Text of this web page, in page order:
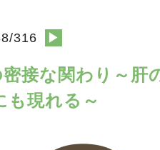
316 ▶
接な関わり～肝
も現れる～